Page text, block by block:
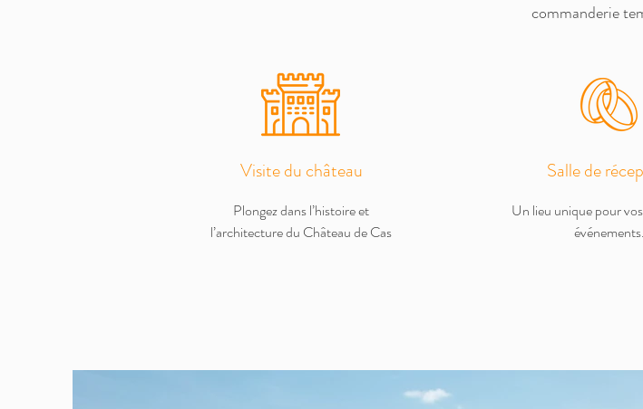
commanderie
Visite du château
Plongez dans l’histoire et
l’architecture du Château de Cas
Salle de
Un lieu unique pour
événements.